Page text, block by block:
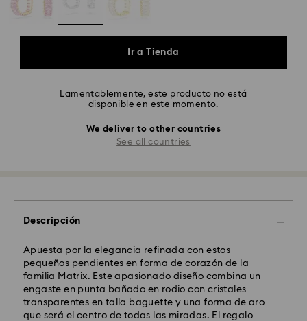
Ir a Tienda
Lamentablemente, este producto no está
disponible en este momento.
We deliver to other countries
See all countries
Descripción
Apuesta por la elegancia refinada con estos
pequeños pendientes en forma de corazón de la
familia Matrix. Este apasionado diseño combina un
engaste en punta bañado en rodio con cristales
transparentes en talla baguette y una forma de aro
que será el centro de todas las miradas. El regalo